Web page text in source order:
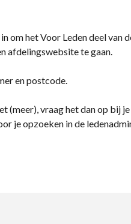
om het Voor Leden deel van
afdelingswebsite te gaan.
en postcode.
(meer), vraag het dan op bij
je opzoeken in de